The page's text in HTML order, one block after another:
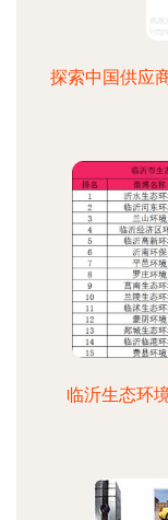
探索中国供应
临沂生态环